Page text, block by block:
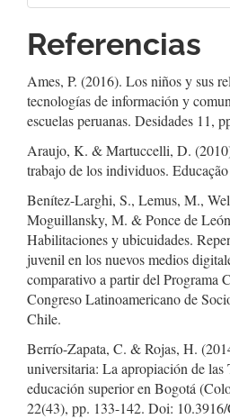
Referencias
Ames, P. (2016). Los niños y sus
tecnologías de información y
escuelas peruanas. Desidades 11,
Araujo, K. & Martuccelli, D.
trabajo de los individuos.
Benítez-Larghi, S., Lemus, M.,
Moguillansky, M. & Ponce de
Habilitaciones y ubicuidades.
juvenil en los nuevos medios
comparativo a partir del Programa
Congreso Latinoamericano de
Chile.
Berrío-Zapata, C. & Rojas, H.
universitaria: La apropiación de las
educación superior en Bogotá
22(43), pp. 133-142. Doi: